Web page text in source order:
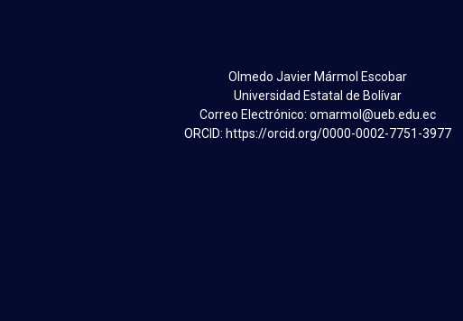
Olmedo Javier Mármol Escobar
Universidad Estatal de Bolívar
Correo Electrónico: omarmol@ueb.edu.ec
ORCID: https://orcid.org/0000-0002-7751-3977